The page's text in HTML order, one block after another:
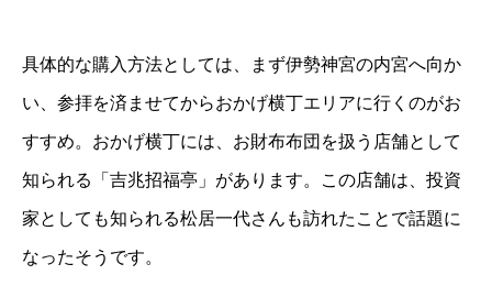
具体的な購入方法としては、まず伊勢神宮の内宮へ向か
い、参拝を済ませてからおかげ横丁エリアに行くのがお
すすめ。おかげ横丁には、お財布布団を扱う店舗として
知られる「吉兆招福亭」があります。この店舗は、投資
家としても知られる松居一代さんも訪れたことで話題に
なったそうです。